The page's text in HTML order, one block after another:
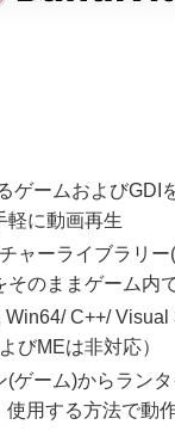
ゲームおよびGDI
軽に動画再生
ャーライブラリ
そのままゲーム内
C++/ Visual
びMEは非対応）
(ゲーム)からラン
使用する方法で動